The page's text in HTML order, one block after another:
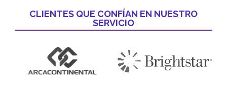
CLIENTES QUE CONFÍAN EN NUESTRO
SERVICIO